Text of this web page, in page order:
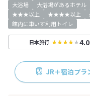
大浴場 大浴場があるホテル
★★★以上
★★★★以上
館内に車いす利用トイレ
日本旅行 4.0
JR＋宿泊プラ